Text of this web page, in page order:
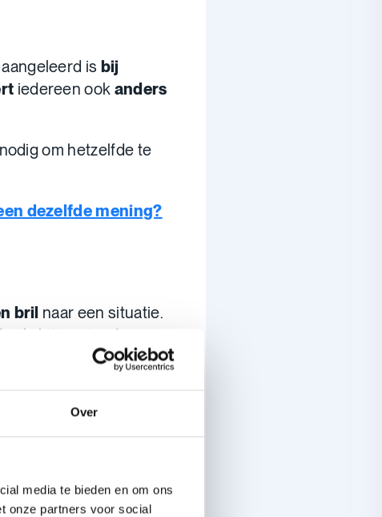
Over
media te bieden en om ons
onze partners voor social
is bij
iedereen ook anders
om hetzelfde te
dezelfde mening?
bril naar een situatie.
als bij je vrienden.
je veel dingen
enthousiast
waardoor je veel